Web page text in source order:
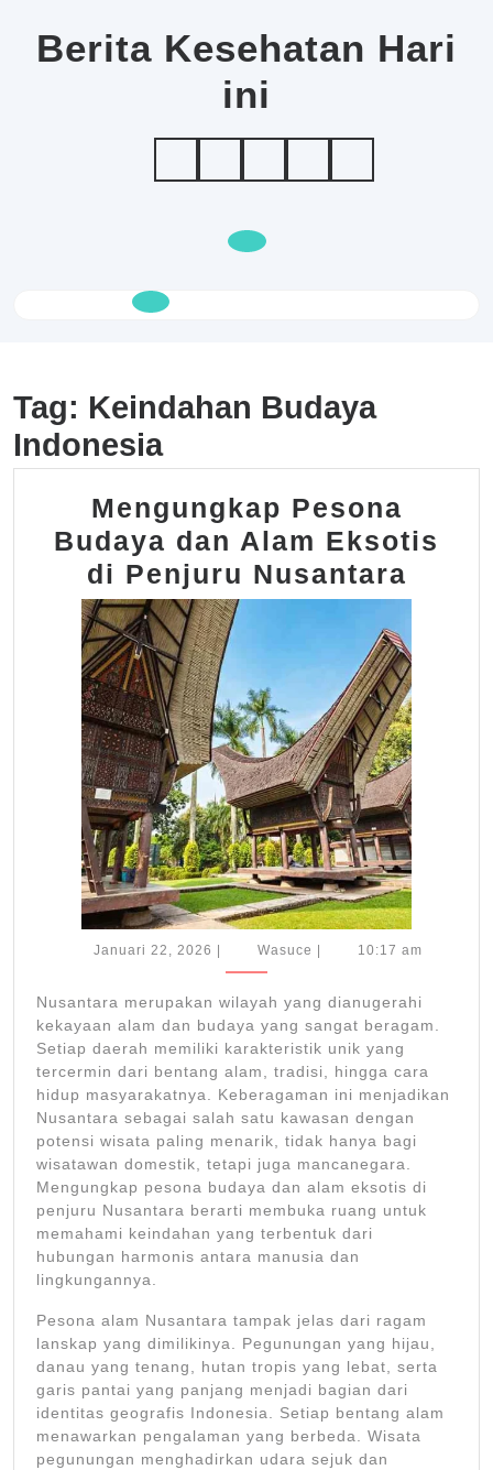
contentBerita Kesehatan Hari
ini
Open
Tag: Keindahan Budaya
Indonesia
Mengungkap Pesona
Budaya dan Alam Eksotis
di Penjuru Nusantara
dan
Alam
di
Januari 22, 2026 Januari
22,
Wasuce Wasuce10:17 am
Nusantara merupakan wilayah yang dianugerahi
kekayaan alam dan budaya yang sangat beragam.
Setiap daerah memiliki karakteristik unik yang
tercermin dari bentang alam, tradisi, hingga cara
hidup masyarakatnya. Keberagaman ini menjadikan
Nusantara sebagai salah satu kawasan dengan
potensi wisata paling menarik, tidak hanya bagi
wisatawan domestik, tetapi juga mancanegara.
Mengungkap pesona budaya dan alam eksotis di
penjuru Nusantara berarti membuka ruang untuk
memahami keindahan yang terbentuk dari
hubungan harmonis antara manusia dan
lingkungannya.
Pesona alam Nusantara tampak jelas dari ragam
lanskap yang dimilikinya. Pegunungan yang hijau,
danau yang tenang, hutan tropis yang lebat, serta
garis pantai yang panjang menjadi bagian dari
identitas geografis Indonesia. Setiap bentang alam
menawarkan pengalaman yang berbeda. Wisata
pegunungan menghadirkan udara sejuk dan